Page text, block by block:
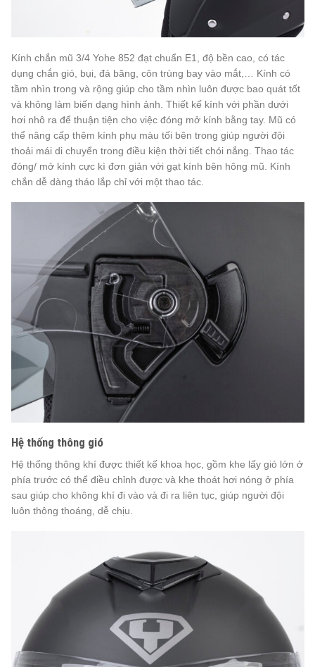
Kính chắn mũ 3/4 Yohe 852 đạt chuẩn E1, độ bền cao, có tác
dụng chắn gió, bụi, đá băng, côn trùng bay vào mắt,… Kính có
tầm nhìn trong và rộng giúp cho tầm nhìn luôn được bao quát tốt
và không làm biến dạng hình ảnh. Thiết kế kính với phần dưới
hơi nhô ra để thuận tiện cho việc đóng mở kính bằng tay. Mũ có
thể nâng cấp thêm kính phụ màu tối bên trong giúp người đội
thoải mái di chuyển trong điều kiện thời tiết chói nắng. Thao tác
đóng/ mở kính cực kì đơn giản với gạt kính bên hông mũ. Kính
chắn dễ dàng tháo lắp chỉ với một thao tác.
Hệ thống thông gió
Hệ thống thông khí được thiết kế khoa học, gồm khe lấy gió lớn ở
phía trước có thể điều chỉnh được và khe thoát hơi nóng ở phía
sau giúp cho không khí đi vào và đi ra liên tục, giúp người đội
luôn thông thoáng, dễ chịu.